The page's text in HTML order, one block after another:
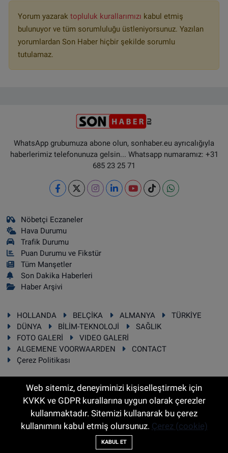
Yorum yazarak topluluk kurallarımızı kabul etmiş
bulunuyor ve tüm sorumluluğu üstleniyorsunuz. Yazılan
yorumlardan Son Haber hiçbir şekilde sorumlu
tutulamaz.
WhatsApp grubumuza abone olun, sonhaber.eu ayrıcalığıyla
haberlerimiz telefonunuza gelsin... Whatsapp numaramız: +31
685 23 25 71
Nöbetçi Eczaneler
Hava Durumu
Trafik Durumu
Puan Durumu ve Fikstür
Tüm Manşetler
Son Dakika Haberleri
Haber Arşivi
HOLLANDA BELÇİKA ALMANYA
TÜRKİYE
DÜNYA
BİLİM-TEKNOLOJİ
SAĞLIK
FOTO GALERİ
VIDEO GALERİ
ALGEMENE VOORWAARDEN
CONTACT
Çerez Politikası
RSS Copyright © 2025 Sonhaber.eu Her hakkı saklıdır.
Haber Yazılımı:TE Bilişim
Web sitemiz, deneyiminizi kişiselleştirmek için
KVKK ve GDPR kurallarına uygun olarak çerezler
kullanmaktadır. Sitemizi kullanarak bu çerez
kullanımını kabul etmiş olursunuz. Çerez (cookie)
KABUL ET